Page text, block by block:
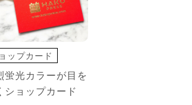
ップカード
・カード
カラー
蛍光カラーが目を
ショップカード